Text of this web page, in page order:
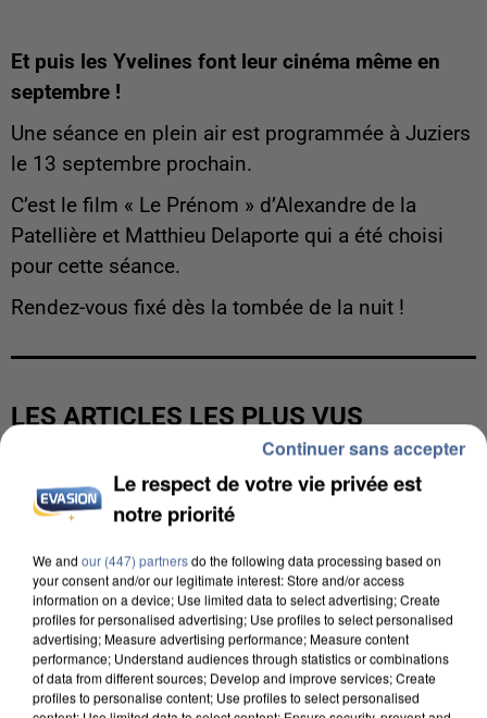
Et puis les Yvelines font leur cinéma même en
septembre !
Une séance en plein air est programmée à Juziers
le 13 septembre prochain.
C’est le film « Le Prénom » d’Alexandre de la
Patellière et Matthieu Delaporte qui a été choisi
pour cette séance.
Rendez-vous fixé dès la tombée de la nuit !
LES ARTICLES LES PLUS VUS
Le respect de votre vie privée est
notre priorité
We and our (447) partnersdo the following data processing based on
your consent and/or our legitimate interest: Store and/or access
information on a device; Use limited data to select advertising; Create
profiles for personalised advertising; Use profiles to select personalised
advertising; Measure advertising performance; Measure content
performance; Understand audiences through statistics or combinations
of data from different sources; Develop and improve services; Create
profiles to personalise content; Use profiles to select personalised
Continuer sans accepter